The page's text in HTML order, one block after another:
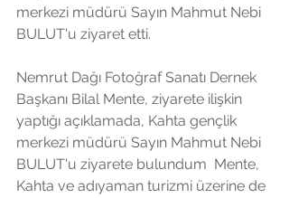
merkezi müdürü Sayın Mahmut Nebi
BULUT'u ziyaret etti.
Nemrut Dağı Fotoğraf Sanatı Dernek
Başkanı Bilal Mente, ziyarete ilişkin
yaptığı açıklamada, Kahta gençlik
merkezi müdürü Sayın Mahmut Nebi
BULUT'u ziyarete bulundum  Mente,
Kahta ve adıyaman turizmi üzerine de